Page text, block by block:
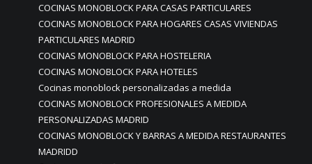
COCINAS MONOBLOCK PARA CASAS PARTICULARES
COCINAS MONOBLOCK PARA HOGARES CASAS VIVIENDAS
PARTICULARES MADRID
COCINAS MONOBLOCK PARA HOSTELERIA
COCINAS MONOBLOCK PARA HOTELES
Cocinas monoblock personalizadas a medida
COCINAS MONOBLOCK PROFESIONALES A MEDIDA
PERSONALIZADAS MADRID
COCINAS MONOBLOCK Y BARRAS A MEDIDA RESTAURANTES
MADRIDD